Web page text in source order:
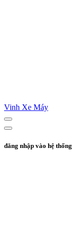
Vinh Xe Máy
đăng nhập vào hệ thống